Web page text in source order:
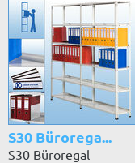
S30 Bürorega...
S30 Büroregal